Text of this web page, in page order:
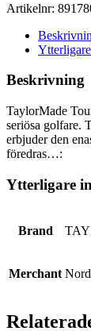
Artikelnr:
Beskrivning
TaylorMade
seriösa golfare.
erbjuder den
föredras…:
Ytterligare
Brand
Merchant